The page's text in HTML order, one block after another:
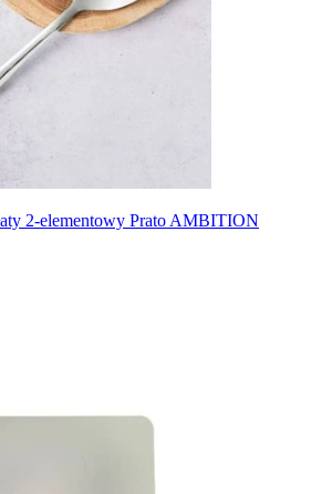
2-elementowy Prato AMBITION